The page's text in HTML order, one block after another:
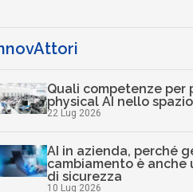
Quali competenze per
physical AI nello
22 Lug 2026
AI in azienda, perché
cambiamento è anche
di sicurezza
10 Lug 2026